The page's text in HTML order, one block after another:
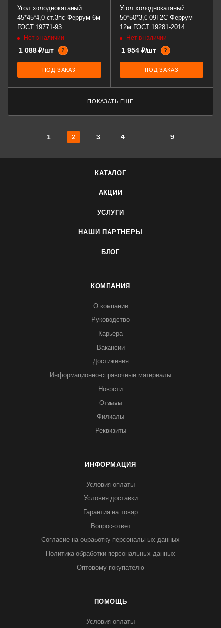
Угол холоднокатаный
45*45*4,0 ст.3пс Феррум 6м
ГОСТ 19771-93
Нет в наличии
1 088 ₽/шт ?
ПОД ЗАКАЗ
Угол холоднокатаный
50*50*3,0 09Г2С Феррум
12м ГОСТ 19281-2014
Нет в наличии
1 954 ₽/шт ?
ПОД ЗАКАЗ
ПОКАЗАТЬ ЕЩЕ
1 2 3 4 9
КАТАЛОГ
АКЦИИ
УСЛУГИ
НАШИ ПАРТНЕРЫ
БЛОГ
КОМПАНИЯ
О компании
Руководство
Карьера
Вакансии
Достижения
Информационно-справочные материалы
Новости
Отзывы
Филиалы
Реквизиты
ИНФОРМАЦИЯ
Условия оплаты
Условия доставки
Гарантия на товар
Вопрос-ответ
Согласие на обработку персональных данных
Политика обработки персональных данных
Оптовому покупателю
ПОМОЩЬ
Условия оплаты